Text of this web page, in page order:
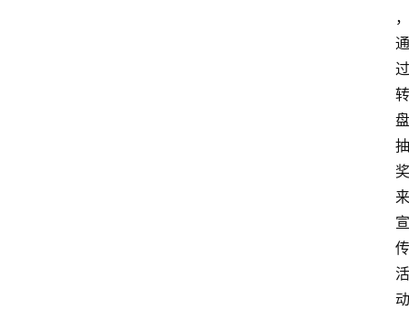
，
通
过
转
盘
抽
奖
来
宣
传
活
动